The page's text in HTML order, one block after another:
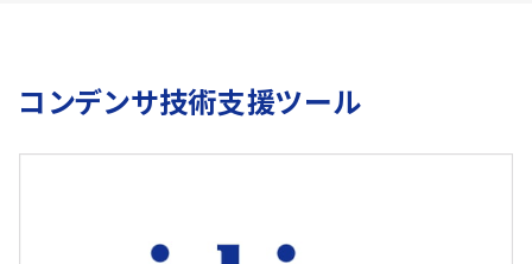
コンデンサ技術支援ツール